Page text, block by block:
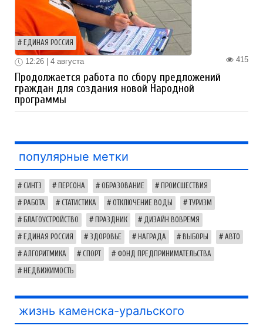
ЕДИНАЯ РОССИЯ
415
12:26 | 4 августа
Продолжается работа по сбору предложений
граждан для создания новой Народной
программы
популярные метки
СИНТЗ ПЕРСОНА ОБРАЗОВАНИЕ ПРОИСШЕСТВИЯ
РАБОТА СТАТИСТИКА ОТКЛЮЧЕНИЕ ВОДЫ ТУРИЗМ
БЛАГОУСТРОЙСТВО ПРАЗДНИК ДИЗАЙН ВОВРЕМЯ
ЕДИНАЯ РОССИЯ ЗДОРОВЬЕ НАГРАДА ВЫБОРЫ АВТО
АЛГОРИТМИКА СПОРТ ФОНД ПРЕДПРИНИМАТЕЛЬСТВА
НЕДВИЖИМОСТЬ
жизнь каменска-уральского